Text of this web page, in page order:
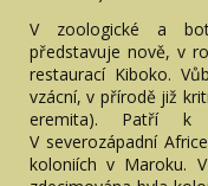
V zoologické a
představuje nově, v
restaurací Kiboko.
vzácní, v přírodě již
eremita). Patří k
V severozápadní
koloniích v Maroku.